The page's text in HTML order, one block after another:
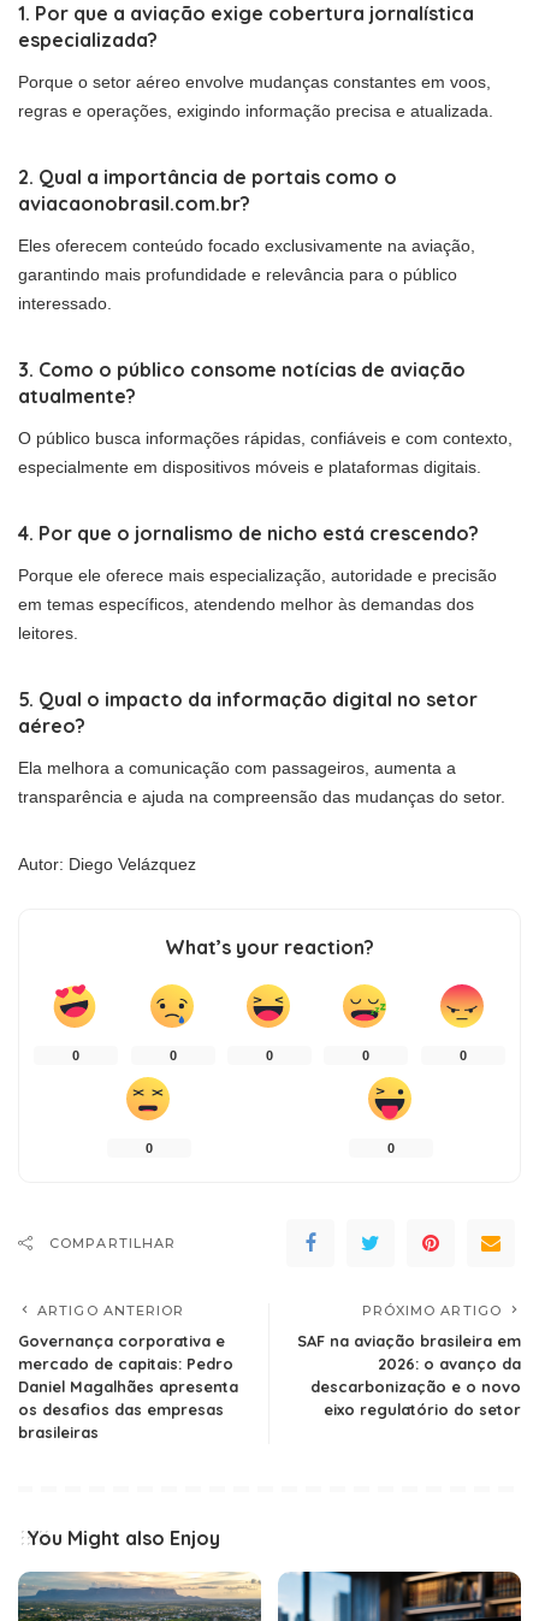
1. Por que a aviação exige cobertura jornalística
especializada?
Porque o setor aéreo envolve mudanças constantes em voos,
regras e operações, exigindo informação precisa e atualizada.
2. Qual a importância de portais como o
aviacaonobrasil.com.br?
Eles oferecem conteúdo focado exclusivamente na aviação,
garantindo mais profundidade e relevância para o público
interessado.
3. Como o público consome notícias de aviação
atualmente?
O público busca informações rápidas, confiáveis e com contexto,
especialmente em dispositivos móveis e plataformas digitais.
4. Por que o jornalismo de nicho está crescendo?
Porque ele oferece mais especialização, autoridade e precisão
em temas específicos, atendendo melhor às demandas dos
leitores.
5. Qual o impacto da informação digital no setor
aéreo?
Ela melhora a comunicação com passageiros, aumenta a
transparência e ajuda na compreensão das mudanças do setor.
Autor: Diego Velázquez
What’s your reaction?
0 0 0 0 0
0 0
COMPARTILHAR
ARTIGO ANTERIOR
Governança corporativa e
mercado de capitais: Pedro
Daniel Magalhães apresenta
os desafios das empresas
brasileiras
PRÓXIMO ARTIGO
SAF na aviação brasileira em
2026: o avanço da
descarbonização e o novo
eixo regulatório do setor
You Might also Enjoy